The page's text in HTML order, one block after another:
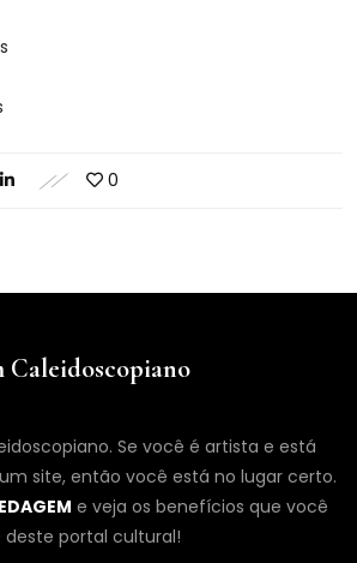
0
Caleidoscopiano
Se você é artista e está
site, então você está no lugar certo.
e veja os benefícios que você
portal cultural!